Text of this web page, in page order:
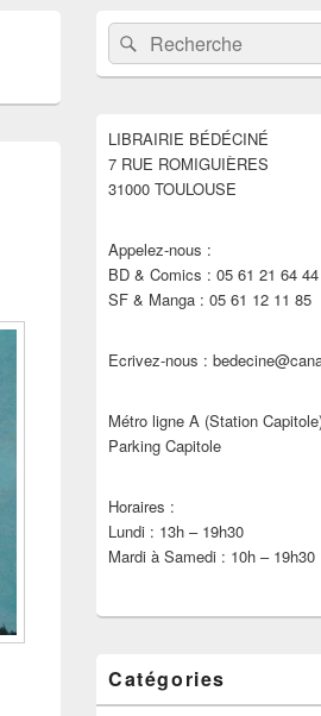
Zone
principale
de
widget
barre
latérale
Recherche :Rechercher
LIBRAIRIE BÉDÉCINÉ
7 RUE ROMIGUIÈRES
31000 TOULOUSE
Appelez-nous :
BD & Comics : 05 61 21 64 44
SF & Manga : 05 61 12 11 85
Ecrivez-nous :
Métro ligne A (Station
Parking Capitole
Horaires :
Lundi : 13h – 19h30
Mardi à Samedi : 10h – 19h30
Catégories